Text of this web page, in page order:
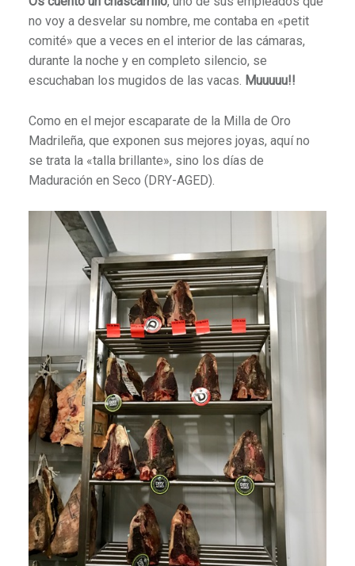
no voy a desvelar su nombre, me contaba en «petit
comité» que a veces en el interior de las cámaras,
durante la noche y en completo silencio, se
escuchaban los mugidos de las vacas. Muuuuu!!
Como en el mejor escaparate de la Milla de Oro
Madrileña, que exponen sus mejores joyas, aquí no
se trata la «talla brillante», sino los días de
Maduración en Seco (DRY-AGED).